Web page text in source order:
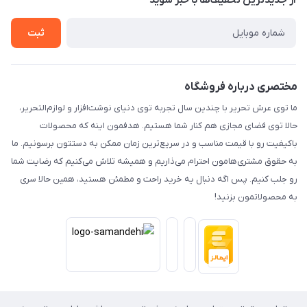
حریم خصوصی
تماس با ما
ثبت
مختصری درباره فروشگاه
ما توی عرش تحریر با چندین سال تجربه توی دنیای نوشت‌افزار و لوازم‌التحریر،
حالا توی فضای مجازی هم کنار شما هستیم. هدفمون اینه که محصولات
باکیفیت رو با قیمت مناسب و در سریع‌ترین زمان ممکن به دستتون برسونیم. ما
به حقوق مشتری‌هامون احترام می‌ذاریم و همیشه تلاش می‌کنیم که رضایت شما
رو جلب کنیم. پس اگه دنبال یه خرید راحت و مطمئن هستید، همین حالا سری
به محصولاتمون بزنید!